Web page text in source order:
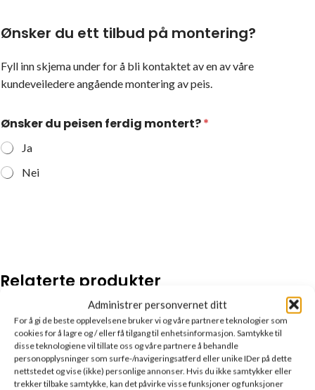
Administrer personvernet ditt
For å gi de beste opplevelsene bruker vi og våre partnere teknologier som
cookies for å lagre og / eller få tilgang til enhetsinformasjon. Samtykke til
disse teknologiene vil tillate oss og våre partnere å behandle
personopplysninger som surfe-/navigeringsatferd eller unike IDer på dette
nettstedet og vise (ikke) personlige annonser. Hvis du ikke samtykker eller
trekker tilbake samtykke, kan det påvirke visse funksjoner og funksjoner
Ønsker du ett tilbud på montering?
Fyll inn skjema under for å bli kontaktet av en av våre
kundeveiledere angående montering av peis.
Ønsker du peisen ferdig montert?*
Ja
Nei
Relaterte produkter